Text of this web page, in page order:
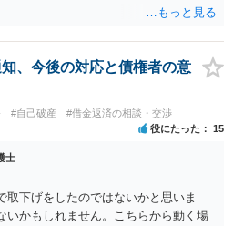
、今後の対応と債権者の意
#自己破産 #借金返済の相談・交渉
役にたった 15
士
取下げをしたのではないかと思いま
いかもしれません。こちらから動く場